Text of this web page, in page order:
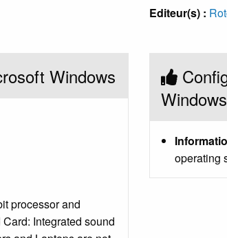
Editeur(s) :
Windows
processor and
Integrated sound
Windows
operating